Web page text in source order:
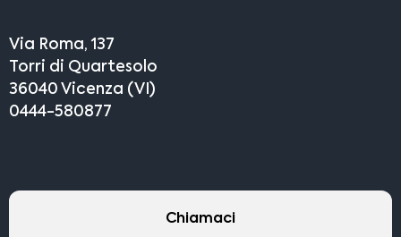
Via Roma, 137
Torri di Quartesolo
36040 Vicenza (VI)
0444-580877
Chiamaci